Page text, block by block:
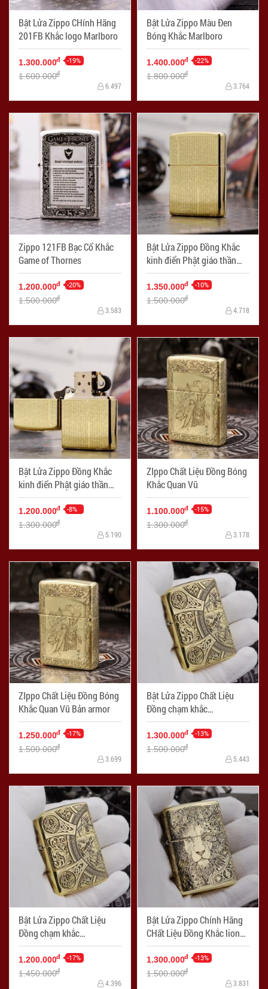
Bật Lửa Zippo CHính Hãng
201FB Khắc logo Marlboro
1.300.000đ -19%
1.600.000đ
6.497
Bật Lửa Zippo Màu Đen
Bóng Khắc Marlboro
1.400.000đ -22%
1.800.000đ
3.764
Zippo 121FB Bạc Cổ Khắc
Game of Thornes
1.200.000đ -20%
1.500.000đ
3.583
Bật Lửa Zippo Đồng Khắc
kinh điển Phật giáo thần
chú Shurangama Armor
1.350.000đ -10%
1.500.000đ
4.718
Bật Lửa Zippo Đồng Khắc
kinh điển Phật giáo thần
chú Shurangama
1.200.000đ -8%
1.300.000đ
5.190
ZIppo Chất Liệu Đồng Bóng
Khắc Quan Vũ
1.100.000đ -15%
1.300.000đ
3.178
ZIppo Chất Liệu Đồng Bóng
Khắc Quan Vũ Bản armor
1.250.000đ -17%
1.500.000đ
3.699
Bật Lửa Zippo Chất Liệu
Đồng chạm khắc
Apocalypse bốn hiệp sĩ
Armor
1.300.000đ -13%
1.500.000đ
5.443
Bật Lửa Zippo Chất Liệu
Đồng chạm khắc
Apocalypse bốn hiệp sĩ
1.200.000đ -17%
1.450.000đ
4.396
Bật Lửa Zippo Chính Hãng
CHất Liệu Đồng Khắc lion
punk Bản Armor
1.300.000đ -13%
1.500.000đ
3.831